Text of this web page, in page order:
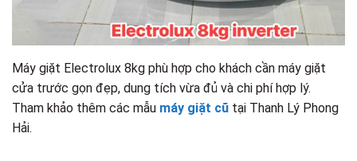
Máy giặt Electrolux 8kg phù hợp cho khách cần máy giặt
cửa trước gọn đẹp, dung tích vừa đủ và chi phí hợp lý.
Tham khảo thêm các mẫu máy giặt cũ tại Thanh Lý Phong
Hải.